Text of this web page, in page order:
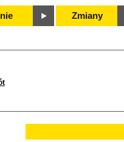
Zmiany